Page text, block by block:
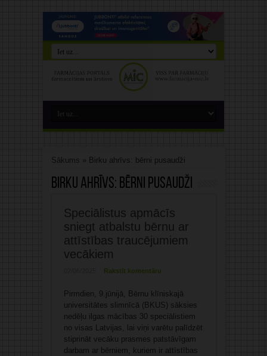
Sākums » Birku ahrīvs: bērni pusaudži
Birku ahrīvs: bērni pusaudži
Speciālistus apmācīs
sniegt atbalstu bērnu ar
attīstības traucējumiem
vecākiem
Rakstīt komentāru
Pirmdien, 9.jūnijā, Bērnu klīniskajā
universitātes slimnīcā (BKUS) sāksies
nedēļu ilgas mācības 30 speciālistiem
no visas Latvijas, lai viņi varētu palīdzēt
stiprināt vecāku prasmes patstāvīgam
darbam ar bērniem, kuriem ir attīstības